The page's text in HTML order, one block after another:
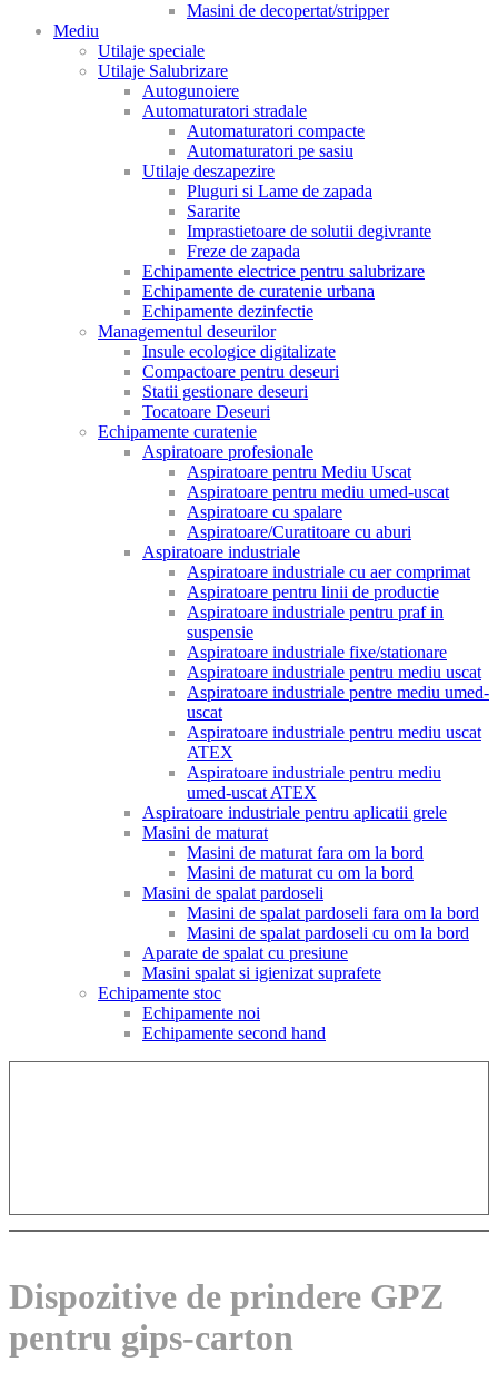
Masini de decopertat/stripper
Mediu
Utilaje speciale
Utilaje Salubrizare
Autogunoiere
Automaturatori stradale
Automaturatori compacte
Automaturatori pe sasiu
Utilaje deszapezire
Pluguri si Lame de zapada
Sararite
Imprastietoare de solutii degivrante
Freze de zapada
Echipamente electrice pentru salubrizare
Echipamente de curatenie urbana
Echipamente dezinfectie
Managementul deseurilor
Insule ecologice digitalizate
Compactoare pentru deseuri
Statii gestionare deseuri
Tocatoare Deseuri
Echipamente curatenie
Aspiratoare profesionale
Aspiratoare pentru Mediu Uscat
Aspiratoare pentru mediu umed-uscat
Aspiratoare cu spalare
Aspiratoare/Curatitoare cu aburi
Aspiratoare industriale
Aspiratoare industriale cu aer comprimat
Aspiratoare pentru linii de productie
Aspiratoare industriale pentru praf in
suspensie
Aspiratoare industriale fixe/stationare
Aspiratoare industriale pentru mediu uscat
Aspiratoare industriale pentre mediu umed-
uscat
Aspiratoare industriale pentru mediu uscat
ATEX
Aspiratoare industriale pentru mediu
umed-uscat ATEX
Aspiratoare industriale pentru aplicatii grele
Masini de maturat
Masini de maturat fara om la bord
Masini de maturat cu om la bord
Masini de spalat pardoseli
Masini de spalat pardoseli fara om la bord
Masini de spalat pardoseli cu om la bord
Aparate de spalat cu presiune
Masini spalat si igienizat suprafete
Echipamente stoc
Echipamente noi
Echipamente second hand
Dispozitive de prindere GPZ
pentru gips-carton